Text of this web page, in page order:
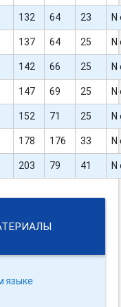
132 64 23
N
137 64 25
N
142 66 25
N
147 69 25
N
152 71 25
N
178 176 33
N
203 79 41 N
языке